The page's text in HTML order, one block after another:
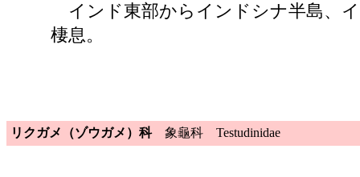
インド東部からインドシナ半島、
棲息。
リクガメ（ゾウガメ）科象龜科 Testudinidae